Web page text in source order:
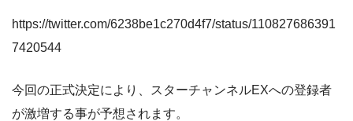
https://twitter.com/6238be1c270d4f7/status/110827686391
7420544
今回の正式決定により、スターチャンネルEXへの登録者
が激増する事が予想されます。